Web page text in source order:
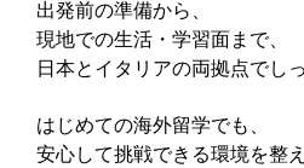
出発前の準備から、
現地での生活・学習面まで、
日本とイタリアの両拠点でし
はじめての海外留学でも、
安心して挑戦できる環境を整